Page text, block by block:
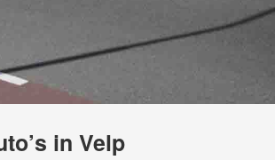
in Velp